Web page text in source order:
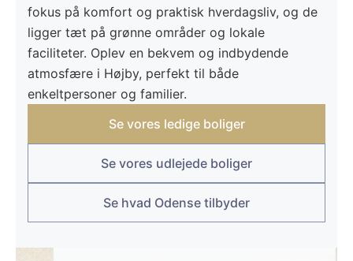
fokus på komfort og praktisk hverdagsliv, og de
ligger tæt på grønne områder og lokale
faciliteter. Oplev en bekvem og indbydende
atmosfære i Højby, perfekt til både
enkeltpersoner og familier.
Se vores ledige boliger
Se vores udlejede boliger
Se hvad Odense tilbyder